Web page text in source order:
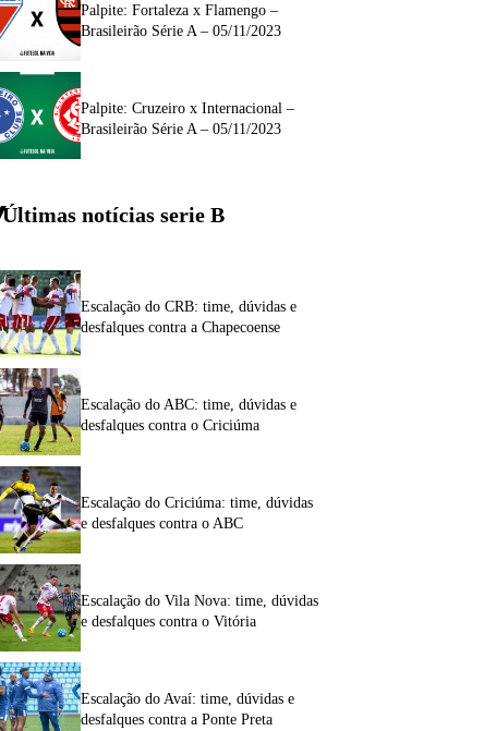
Palpite: Fortaleza x Flamengo –
Brasileirão Série A – 05/11/2023
Palpite: Cruzeiro x Internacional –
Brasileirão Série A – 05/11/2023
Últimas notícias serie B
Escalação do CRB: time, dúvidas e
desfalques contra a Chapecoense
Escalação do ABC: time, dúvidas e
desfalques contra o Criciúma
Escalação do Criciúma: time, dúvidas
e desfalques contra o ABC
Escalação do Vila Nova: time, dúvidas
e desfalques contra o Vitória
Escalação do Avaí: time, dúvidas e
desfalques contra a Ponte Preta